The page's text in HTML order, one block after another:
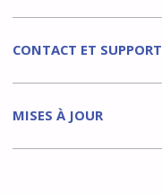
CONTACT ET SUPPORT
MISES À JOUR